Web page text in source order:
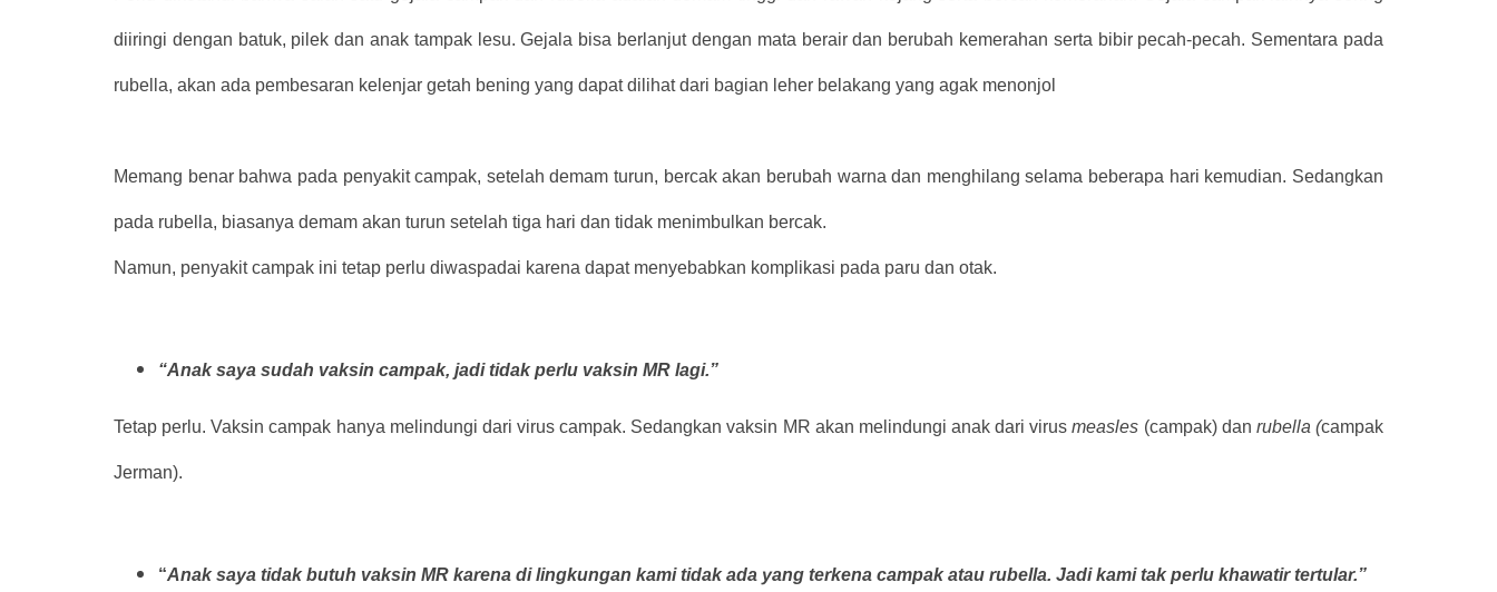
diiringi dengan batuk, pilek dan anak tampak lesu. Gejala bisa berlanjut dengan mata berair dan berubah kemerahan serta bibir pecah-pecah. Sementara pada
rubella, akan ada pembesaran kelenjar getah bening yang dapat dilihat dari bagian leher belakang yang agak menonjol
Memang benar bahwa pada penyakit campak, setelah demam turun, bercak akan berubah warna dan menghilang selama beberapa hari kemudian. Sedangkan
pada rubella, biasanya demam akan turun setelah tiga hari dan tidak menimbulkan bercak.
Namun, penyakit campak ini tetap perlu diwaspadai karena dapat menyebabkan komplikasi pada paru dan otak.
“Anak saya sudah vaksin campak, jadi tidak perlu vaksin MR lagi.”
Tetap perlu. Vaksin campak hanya melindungi dari virus campak. Sedangkan vaksin MR akan melindungi anak dari virusmeasles (campak) dan rubella (campak
Jerman).
“Anak saya tidak butuh vaksin MR karena di lingkungan kami tidak ada yang terkena campak atau rubella. Jadi kami tak perlu khawatir tertular.”